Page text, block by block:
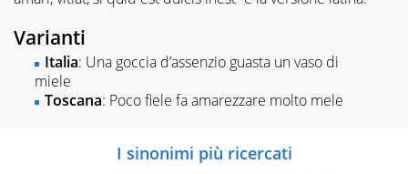
Varianti
Italia: Una goccia d’assenzio guasta un vaso di
miele
Toscana: Poco fiele fa amarezzare molto mele
I sinonimi più ricercati